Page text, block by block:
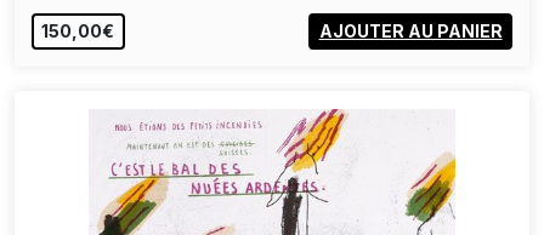
150,00€ AJOUTER AU PANIER